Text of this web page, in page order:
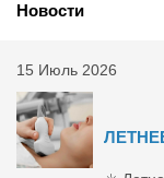
Новости
15 Июль 2026